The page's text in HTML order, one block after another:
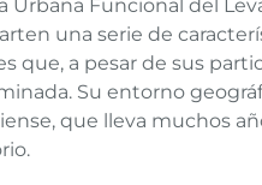
Urbana Funcional del
una serie de
que, a pesar de sus
Su entorno
que lleva muchos